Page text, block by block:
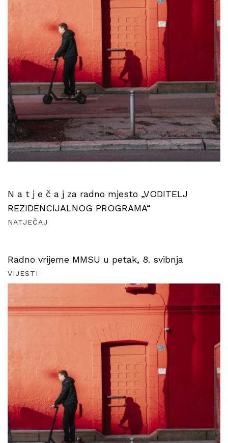
N a t j e č a j za radno mjesto „VODITELJ
REZIDENCIJALNOG PROGRAMA“
NATJEČAJ
Radno vrijeme MMSU u petak, 8. svibnja
VIJESTI